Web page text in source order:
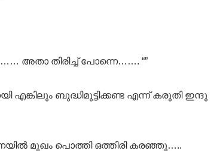
അതാ തിരിച്ച് പോന്നെ……. “”
ബുദ്ധിമുട്ടിക്കണ്ട എന്ന് കരുതി ഇന്ദു
മുഖം പൊത്തി ഒത്തിരി കരഞ്ഞു…..